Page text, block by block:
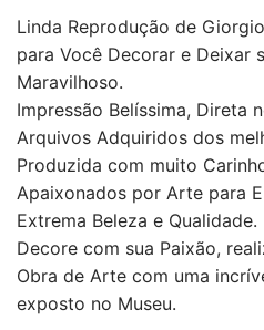
Linda Reprodução de
para Você Decorar e Deixar
Maravilhoso.
Impressão Belíssima, Direta
Arquivos Adquiridos dos
Produzida com muito
Apaixonados por Arte para
Extrema Beleza e Qualidade.
Decore com sua Paixão,
Obra de Arte com uma
exposto no Museu.